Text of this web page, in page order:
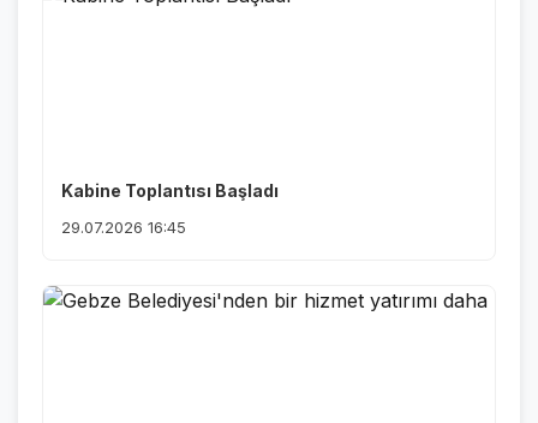
Kabine Toplantısı Başladı
29.07.2026 16:45